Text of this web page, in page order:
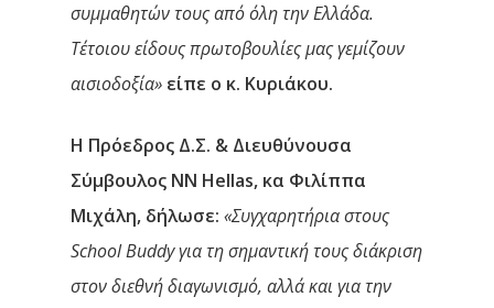
συμμαθητών τους από όλη την Ελλάδα.
Τέτοιου είδους πρωτοβουλίες μας γεμίζουν
αισιοδοξία» είπε ο κ. Κυριάκου.
Η Πρόεδρος Δ.Σ. & Διευθύνουσα
Σύμβουλος NN Hellas, κα Φιλίππα
Μιχάλη, δήλωσε: «Συγχαρητήρια στους
School Buddy για τη σημαντική τους διάκριση
στον διεθνή διαγωνισμό, αλλά και για την